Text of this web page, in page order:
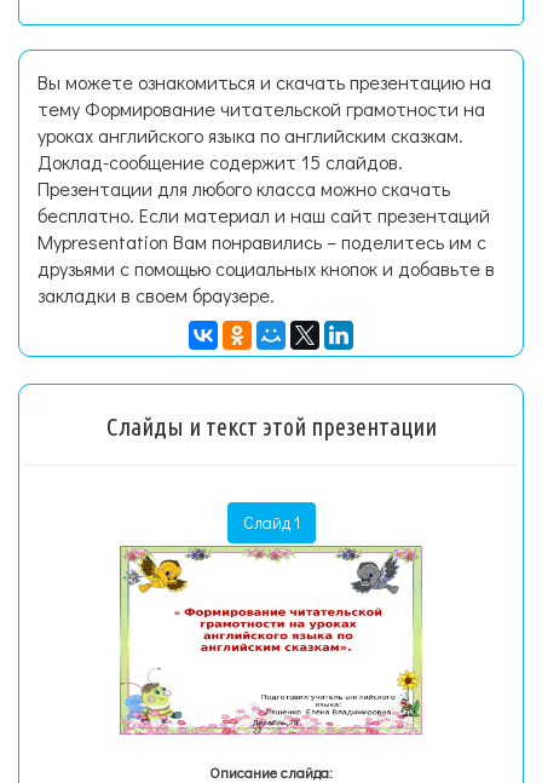
Вы можете ознакомиться и скачать презентацию на
тему Формирование читательской грамотности на
уроках английского языка по английским сказкам.
Доклад-сообщение содержит 15 слайдов.
Презентации для любого класса можно скачать
бесплатно. Если материал и наш сайт презентаций
Mypresentation Вам понравились – поделитесь им с
друзьями с помощью социальных кнопок и добавьте в
закладки в своем браузере.
Слайды и текст этой презентации
Слайд 1
Описание слайда: